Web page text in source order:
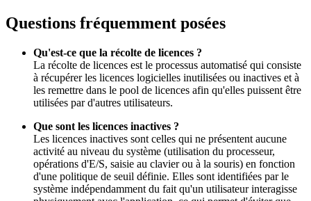
Questions fréquemment posées
Qu'est-ce que la récolte de licences ?
La récolte de licences est le processus automatisé qui consiste
à récupérer les licences logicielles inutilisées ou inactives et à
les remettre dans le pool de licences afin qu'elles puissent être
utilisées par d'autres utilisateurs.
Que sont les licences inactives ?
Les licences inactives sont celles qui ne présentent aucune
activité au niveau du système (utilisation du processeur,
opérations d'E/S, saisie au clavier ou à la souris) en fonction
d'une politique de seuil définie. Elles sont identifiées par le
système indépendamment du fait qu'un utilisateur interagisse